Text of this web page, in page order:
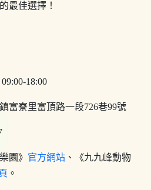
最佳選擇！
09:00-18:00⠀⠀⠀⠀⠀⠀⠀⠀⠀⠀
富寮里富頂路一段726巷99號
園》 官方網站 、《九九峰動物
。